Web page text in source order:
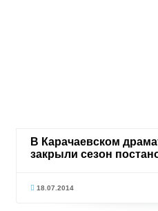
В Карачаевском
закрыли сезон
18.07.2014